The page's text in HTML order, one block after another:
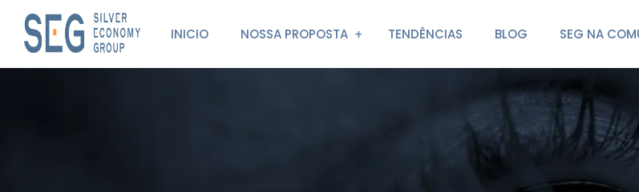
INICIO NOSSA PROPOSTA TENDÊNCIAS BLOG SEG NA